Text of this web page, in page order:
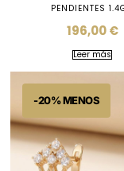
PENDIENTES
196,00€
Leer más